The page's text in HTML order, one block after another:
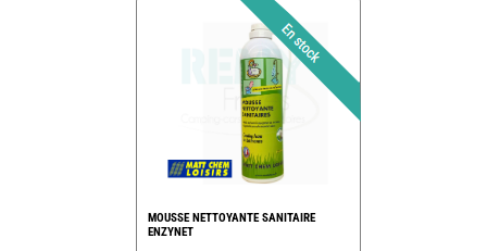
MOUSSE NETTOYANTE SANITAIRE
ENZYNET